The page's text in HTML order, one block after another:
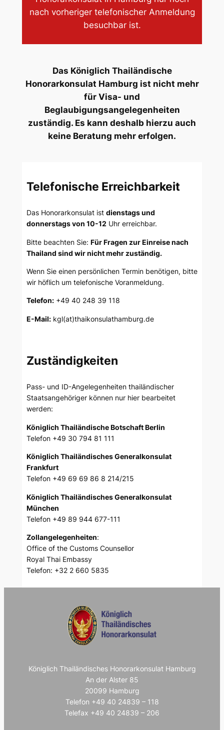
nach vorheriger telefonischer Anmeldung
besuchbar ist.
Das Königlich Thailändische
Honorarkonsulat Hamburg ist nicht mehr
für Visa- und
Beglaubigungsangelegenheiten
zuständig. Es kann deshalb hierzu auch
keine Beratung mehr erfolgen.
Telefonische Erreichbarkeit
Das Honorarkonsulat ist dienstags und
donnerstags von 10-12 Uhr erreichbar.
Bitte beachten Sie: Für Fragen zur Einreise nach
Thailand sind wir nicht mehr zuständig.
Wenn Sie einen persönlichen Termin benötigen, bitte
wir höflich um telefonische Voranmeldung.
Telefon:+49 40 248 39 118
E-Mail:kgl(at)thaikonsulathamburg.de
Zuständigkeiten
Pass- und ID-Angelegenheiten thailändischer
Staatsangehöriger können nur hier bearbeitet
werden:
Königlich Thailändische Botschaft Berlin
Telefon +49 30 794 81 111
Königlich Thailändisches Generalkonsulat
Frankfurt
Telefon +49 69 69 86 8 214/215
Königlich Thailändisches Generalkonsulat
München
Telefon +49 89 944 677-111
Zollangelegenheiten:
Office of the Customs Counsellor
Royal Thai Embassy
Telefon: +32 2 660 5835
Königlich Thailändisches Honorarkonsulat Hamburg
An der Alster 85
20099 Hamburg
Telefon +49 40 24839 – 118
Telefax +49 40 24839 – 206